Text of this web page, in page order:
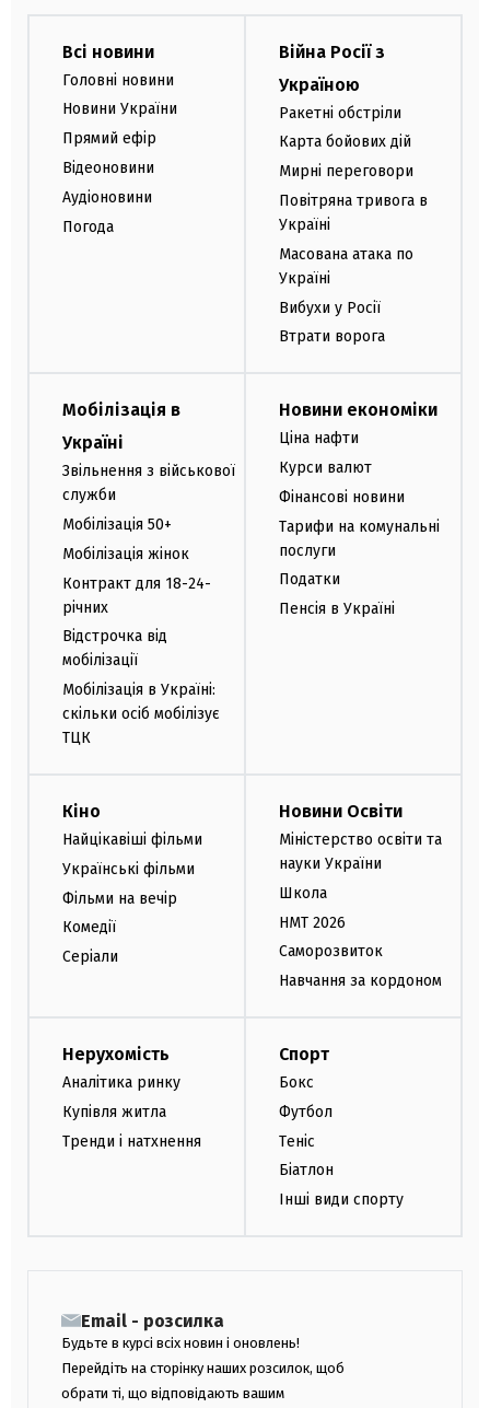
Всі новини
Головні новини
Новини України
Прямий ефір
Відеоновини
Аудіоновини
Погода
Війна Росії з
Україною
Ракетні обстріли
Карта бойових дій
Мирні переговори
Повітряна тривога в
Україні
Масована атака по
Україні
Вибухи у Росії
Втрати ворога
Мобілізація в
Україні
Звільнення з військової
служби
Мобілізація 50+
Мобілізація жінок
Контракт для 18-24-
річних
Відстрочка від
мобілізації
Мобілізація в Україні:
скільки осіб мобілізує
ТЦК
Новини економіки
Ціна нафти
Курси валют
Фінансові новини
Тарифи на комунальні
послуги
Податки
Пенсія в Україні
Кіно
Найцікавіші фільми
Українські фільми
Фільми на вечір
Комедії
Серіали
Новини Освіти
Міністерство освіти та
науки України
Школа
НМТ 2026
Саморозвиток
Навчання за кордоном
Нерухомість
Аналітика ринку
Купівля житла
Тренди і натхнення
Спорт
Бокс
Футбол
Теніс
Біатлон
Інші види спорту
Email - розсилка
Будьте в курсі всіх новин і оновлень!
Перейдіть на сторінку наших розсилок, щоб
обрати ті, що відповідають вашим